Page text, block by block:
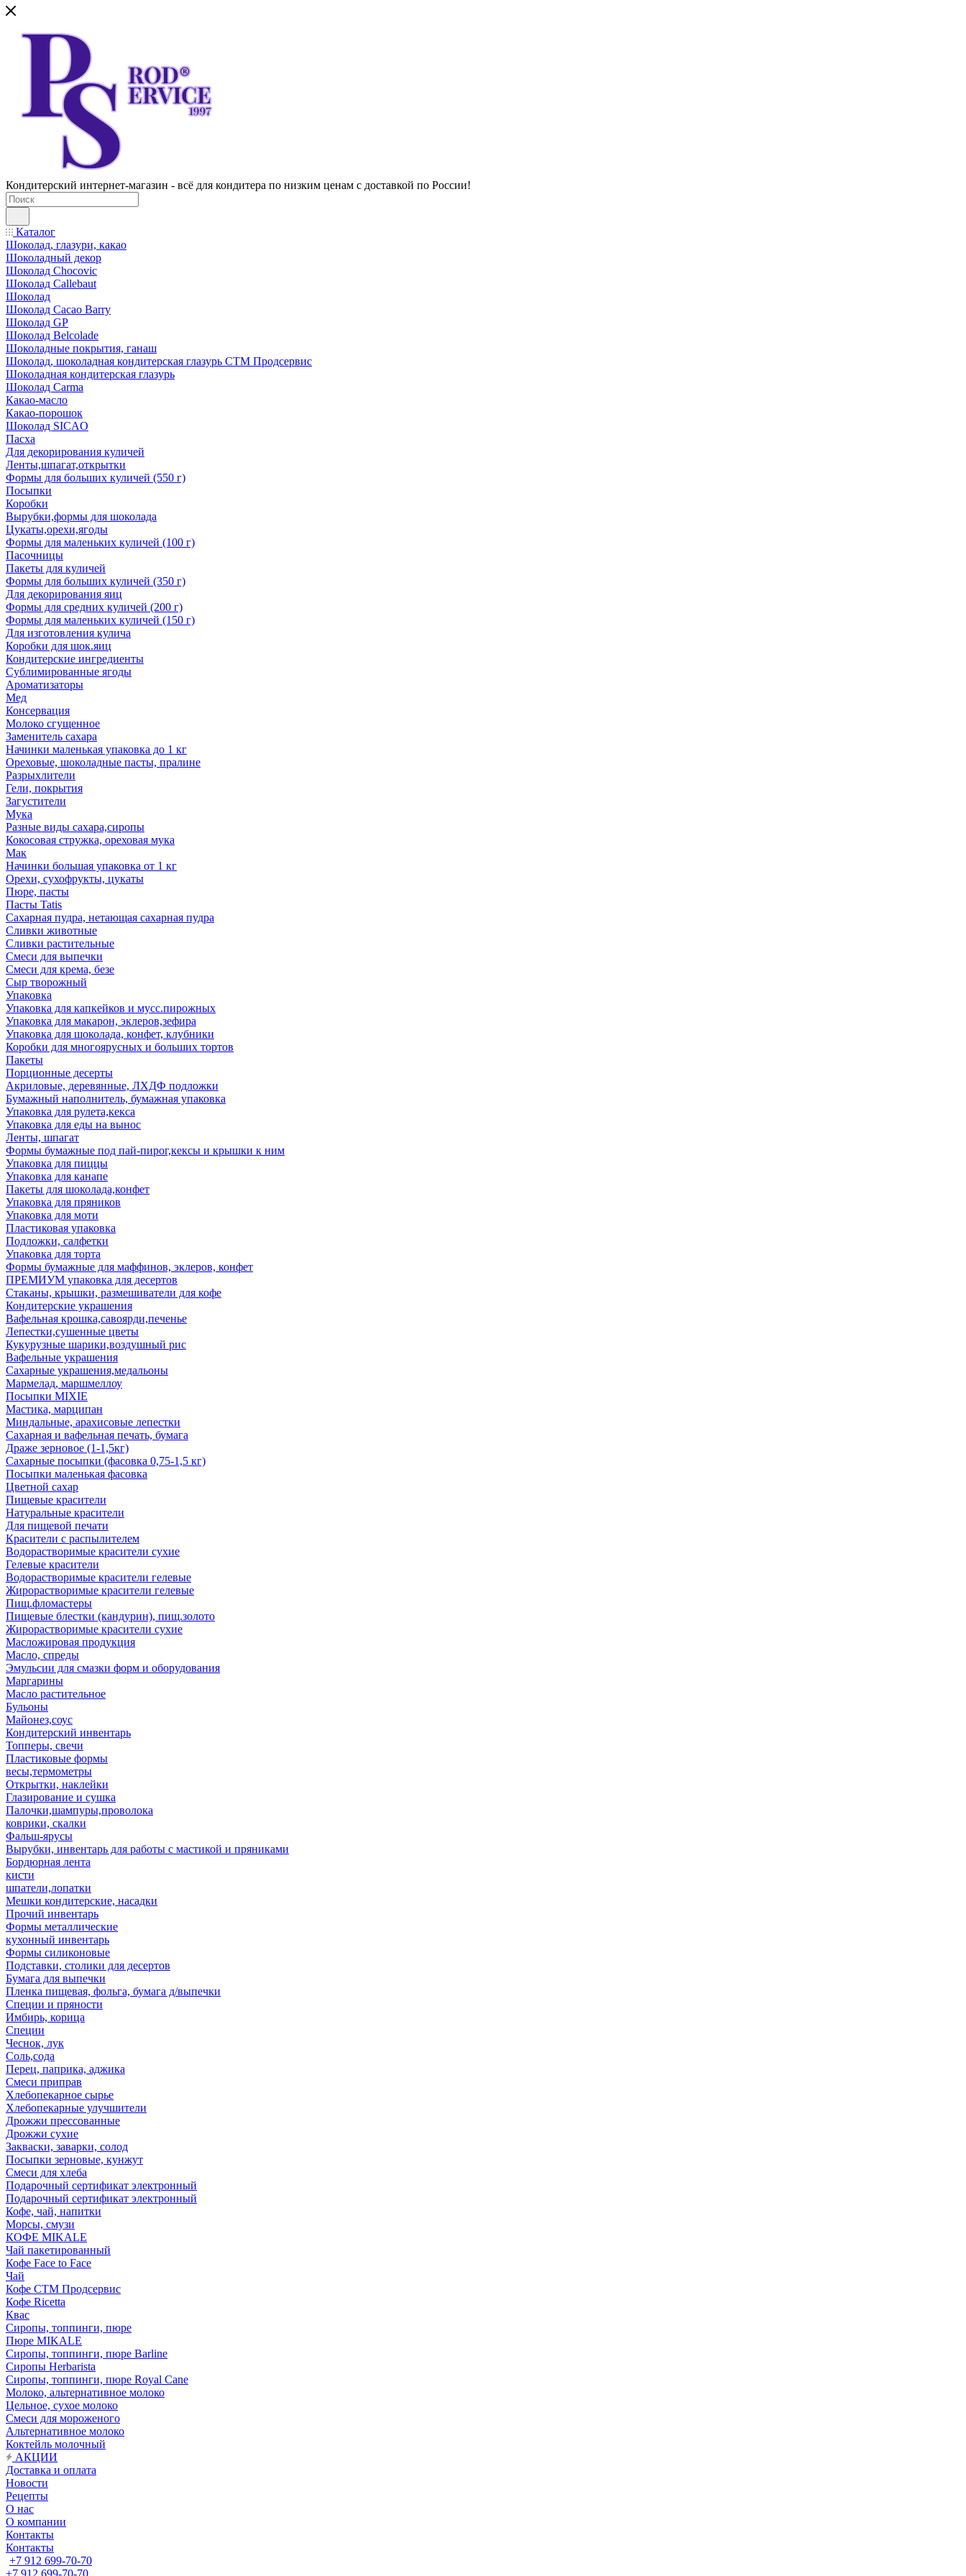
Кондитерский интернет-магазин - всё для кондитера по низким ценам с доставкой по России!
Каталог
Шоколад, глазури, какао
Шоколадный декор
Шоколад Chocovic
Шоколад Callebaut
Шоколад
Шоколад Cacao Barry
Шоколад GP
Шоколад Belcolade
Шоколадные покрытия, ганаш
Шоколад, шоколадная кондитерская глазурь СТМ Продсервис
Шоколадная кондитерская глазурь
Шоколад Carma
Какао-масло
Какао-порошок
Шоколад SICAO
Пасха
Для декорирования куличей
Ленты,шпагат,открытки
Формы для больших куличей (550 г)
Посыпки
Коробки
Вырубки,формы для шоколада
Цукаты,орехи,ягоды
Формы для маленьких куличей (100 г)
Пасочницы
Пакеты для куличей
Формы для больших куличей (350 г)
Для декорирования яиц
Формы для средних куличей (200 г)
Формы для маленьких куличей (150 г)
Для изготовления кулича
Коробки для шок.яиц
Кондитерские ингредиенты
Сублимированные ягоды
Ароматизаторы
Мед
Консервация
Молоко сгущенное
Заменитель сахара
Начинки маленькая упаковка до 1 кг
Ореховые, шоколадные пасты, пралине
Разрыхлители
Гели, покрытия
Загустители
Мука
Разные виды сахара,сиропы
Кокосовая стружка, ореховая мука
Мак
Начинки большая упаковка от 1 кг
Орехи, сухофрукты, цукаты
Пюре, пасты
Пасты Tatis
Сахарная пудра, нетающая сахарная пудра
Сливки животные
Сливки растительные
Смеси для выпечки
Смеси для крема, безе
Сыр творожный
Упаковка
Упаковка для капкейков и мусс.пирожных
Упаковка для макарон, эклеров,зефира
Упаковка для шоколада, конфет, клубники
Коробки для многоярусных и больших тортов
Пакеты
Порционные десерты
Акриловые, деревянные, ЛХДФ подложки
Бумажный наполнитель, бумажная упаковка
Упаковка для рулета,кекса
Упаковка для еды на вынос
Ленты, шпагат
Формы бумажные под пай-пирог,кексы и крышки к ним
Упаковка для пиццы
Упаковка для канапе
Пакеты для шоколада,конфет
Упаковка для пряников
Упаковка для моти
Пластиковая упаковка
Подложки, салфетки
Упаковка для торта
Формы бумажные для маффинов, эклеров, конфет
ПРЕМИУМ упаковка для десертов
Стаканы, крышки, размешиватели для кофе
Кондитерские украшения
Вафельная крошка,савоярди,печенье
Лепестки,сушенные цветы
Кукурузные шарики,воздушный рис
Вафельные украшения
Сахарные украшения,медальоны
Мармелад, маршмеллоу
Посыпки MIXIE
Мастика, марципан
Миндальные, арахисовые лепестки
Сахарная и вафельная печать, бумага
Драже зерновое (1-1,5кг)
Сахарные посыпки (фасовка 0,75-1,5 кг)
Посыпки маленькая фасовка
Цветной сахар
Пищевые красители
Натуральные красители
Для пищевой печати
Красители с распылителем
Водорастворимые красители сухие
Гелевые красители
Водорастворимые красители гелевые
Жирорастворимые красители гелевые
Пищ.фломастеры
Пищевые блестки (кандурин), пищ.золото
Жирорастворимые красители сухие
Масложировая продукция
Масло, спреды
Эмульсии для смазки форм и оборудования
Маргарины
Масло растительное
Бульоны
Майонез,соус
Кондитерский инвентарь
Топперы, свечи
Пластиковые формы
весы,термометры
Открытки, наклейки
Глазирование и сушка
Палочки,шампуры,проволока
коврики, скалки
Фальш-ярусы
Вырубки, инвентарь для работы с мастикой и пряниками
Бордюрная лента
кисти
шпатели,лопатки
Мешки кондитерские, насадки
Прочий инвентарь
Формы металлические
кухонный инвентарь
Формы силиконовые
Подставки, столики для десертов
Бумага для выпечки
Пленка пищевая, фольга, бумага д/выпечки
Специи и пряности
Имбирь, корица
Специи
Чеснок, лук
Соль,сода
Перец, паприка, аджика
Смеси приправ
Хлебопекарное сырье
Хлебопекарные улучшители
Дрожжи прессованные
Дрожжи сухие
Закваски, заварки, солод
Посыпки зерновые, кунжут
Смеси для хлеба
Подарочный сертификат электронный
Подарочный сертификат электронный
Кофе, чай, напитки
Морсы, смузи
КОФЕ MIKALE
Чай пакетированный
Кофе Face to Face
Чай
Кофе СТМ Продсервис
Кофе Ricetta
Квас
Сиропы, топпинги, пюре
Пюре MIKALE
Сиропы, топпинги, пюре Barline
Сиропы Herbarista
Сиропы, топпинги, пюре Royal Cane
Молоко, альтернативное молоко
Цельное, сухое молоко
Смеси для мороженого
Альтернативное молоко
Коктейль молочный
АКЦИИ
Доставка и оплата
Новости
Рецепты
О нас
О компании
Контакты
Контакты
+7 912 699-70-70
+7 912 699-70-70